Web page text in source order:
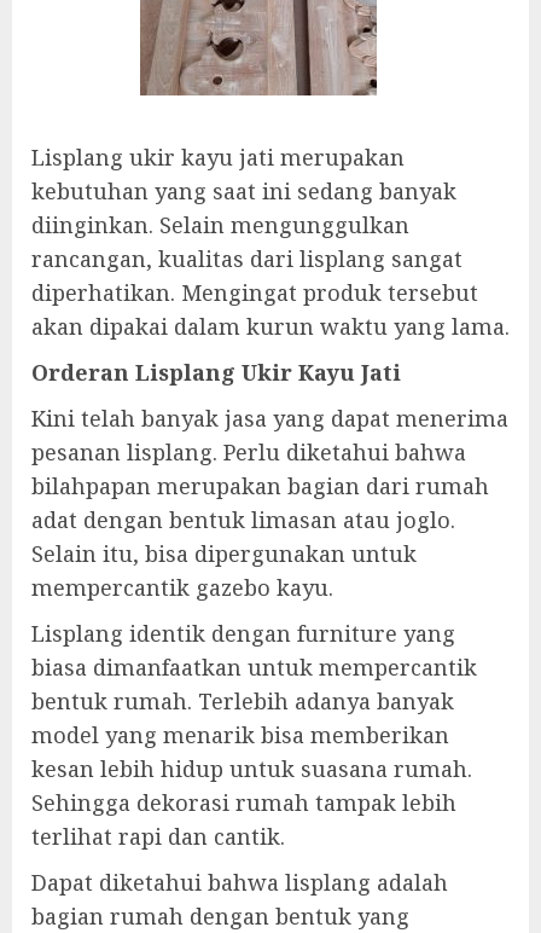
Lisplang ukir kayu jati merupakan
kebutuhan yang saat ini sedang banyak
diinginkan. Selain mengunggulkan
rancangan, kualitas dari lisplang sangat
diperhatikan. Mengingat produk tersebut
akan dipakai dalam kurun waktu yang lama.
Orderan Lisplang Ukir Kayu Jati
Kini telah banyak jasa yang dapat menerima
pesanan lisplang. Perlu diketahui bahwa
bilahpapan merupakan bagian dari rumah
adat dengan bentuk limasan atau joglo.
Selain itu, bisa dipergunakan untuk
mempercantik gazebo kayu.
Lisplang identik dengan furniture yang
biasa dimanfaatkan untuk mempercantik
bentuk rumah. Terlebih adanya banyak
model yang menarik bisa memberikan
kesan lebih hidup untuk suasana rumah.
Sehingga dekorasi rumah tampak lebih
terlihat rapi dan cantik.
Dapat diketahui bahwa lisplang adalah
bagian rumah dengan bentuk yang